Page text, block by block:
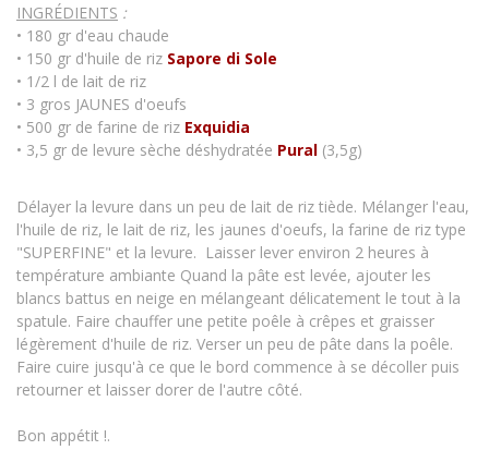
INGRÉDIENTS :
• 180 gr d'eau chaude
• 150 gr d'huile de riz Sapore di Sole
• 1/2 l de lait de riz
• 3 gros JAUNES d'oeufs
• 500 gr de farine de riz Exquidia
• 3,5 gr de levure sèche déshydratée Pural (3,5g)
Délayer la levure dans un peu de lait de riz tiède. Mélanger l'eau,
l'huile de riz, le lait de riz, les jaunes d'oeufs, la farine de riz type
"SUPERFINE" et la levure. Laisser lever environ 2 heures à
température ambiante Quand la pâte est levée, ajouter les
blancs battus en neige en mélangeant délicatement le tout à la
spatule. Faire chauffer une petite poêle à crêpes et graisser
légèrement d'huile de riz. Verser un peu de pâte dans la poêle.
Faire cuire jusqu'à ce que le bord commence à se décoller puis
retourner et laisser dorer de l'autre côté.
Bon appétit !.